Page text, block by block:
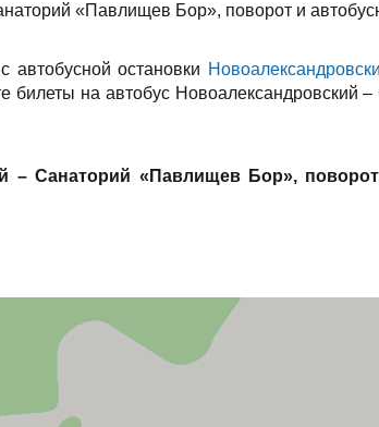
«Павлищев Бор», поворот и
автобусной остановки
билеты на автобус
– Санаторий «Павлищев Бор», поворот